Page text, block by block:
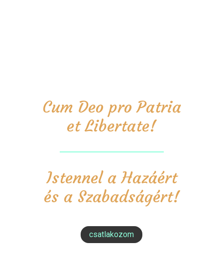
Cum Deo pro Patria
et Libertate!
Istennel a Hazáért
és a Szabadságért!
csatlakozom